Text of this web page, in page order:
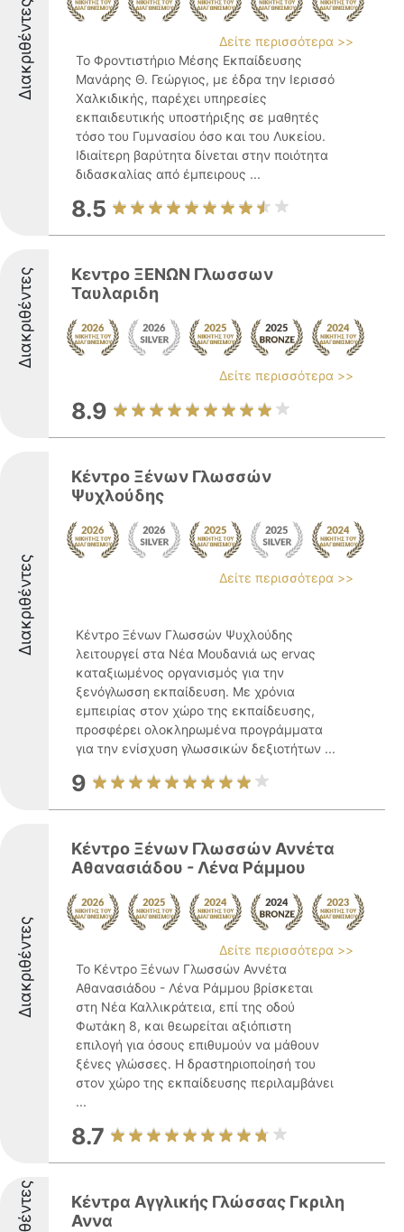
Διακριθέντες
Δείτε περισσότερα >>
Το Φροντιστήριο Μέσης Εκπαίδευσης
Μανάρης Θ. Γεώργιος, με έδρα την Ιερισσό
Χαλκιδικής, παρέχει υπηρεσίες
εκπαιδευτικής υποστήριξης σε μαθητές
τόσο του Γυμνασίου όσο και του Λυκείου.
Ιδιαίτερη βαρύτητα δίνεται στην ποιότητα
διδασκαλίας από έμπειρους ...
8.5
Διακριθέντες
Κεντρο ΞΕΝΩΝ Γλωσσων
Ταυλαριδη
Δείτε περισσότερα >>
8.9
Διακριθέντες
Κέντρο Ξένων Γλωσσών
Ψυχλούδης
Δείτε περισσότερα >>
Κέντρο Ξένων Γλωσσών Ψυχλούδης
λειτουργεί στα Νέα Μουδανιά ως erνας
καταξιωμένος οργανισμός για την
ξενόγλωσση εκπαίδευση. Με χρόνια
εμπειρίας στον χώρο της εκπαίδευσης,
προσφέρει ολοκληρωμένα προγράμματα
για την ενίσχυση γλωσσικών δεξιοτήτων ...
9
Διακριθέντες
Κέντρο Ξένων Γλωσσών Αννέτα
Αθανασιάδου - Λένα Ράμμου
Δείτε περισσότερα >>
Το Κέντρο Ξένων Γλωσσών Αννέτα
Αθανασιάδου - Λένα Ράμμου βρίσκεται
στη Νέα Καλλικράτεια, επί της οδού
Φωτάκη 8, και θεωρείται αξιόπιστη
επιλογή για όσους επιθυμούν να μάθουν
ξένες γλώσσες. Η δραστηριοποίησή του
στον χώρο της εκπαίδευσης περιλαμβάνει
...
8.7
Κέντρα Αγγλικής Γλώσσας Γκριλη
Αννα